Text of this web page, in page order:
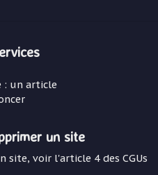
: un article
un site
voir l'article 4 des CGUs